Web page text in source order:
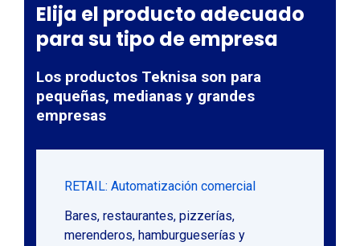
Elija el producto adecuado
para su tipo de empresa
Los productos Teknisa son para
pequeñas, medianas y grandes
empresas
RETAIL: Automatización comercial
Bares, restaurantes, pizzerías,
merenderos, hamburgueserías y